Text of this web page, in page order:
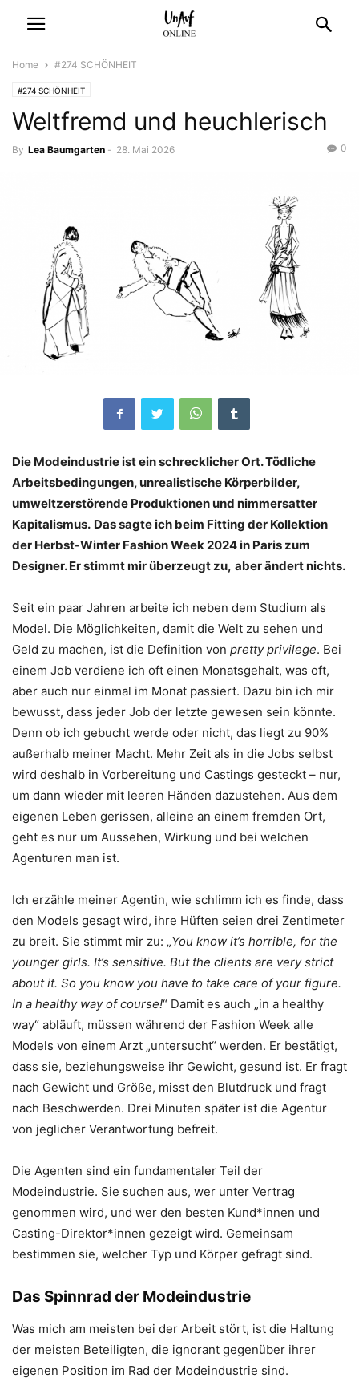
Home #274 SCHÖNHEIT
#274 SCHÖNHEIT
Weltfremd und heuchlerisch
By Lea Baumgarten - 28. Mai 2026 0
Die Modeindustrie ist ein schrecklicher Ort. Tödliche
Arbeitsbedingungen, unrealistische Körperbilder,
umweltzerstörende Produktionen und nimmersatter
Kapitalismus. Das sagte ich beim Fitting der Kollektion
der Herbst-Winter Fashion Week 2024 in Paris zum
Designer. Er stimmt mir überzeugt zu, aber ändert nichts.
Seit ein paar Jahren arbeite ich neben dem Studium als
Model. Die Möglichkeiten, damit die Welt zu sehen und
Geld zu machen, ist die Definition von pretty privilege. Bei
einem Job verdiene ich oft einen Monatsgehalt, was oft,
aber auch nur einmal im Monat passiert. Dazu bin ich mir
bewusst, dass jeder Job der letzte gewesen sein könnte.
Denn ob ich gebucht werde oder nicht, das liegt zu 90%
außerhalb meiner Macht. Mehr Zeit als in die Jobs selbst
wird deshalb in Vorbereitung und Castings gesteckt – nur,
um dann wieder mit leeren Händen dazustehen. Aus dem
eigenen Leben gerissen, alleine an einem fremden Ort,
geht es nur um Aussehen, Wirkung und bei welchen
Agenturen man ist.
Ich erzähle meiner Agentin, wie schlimm ich es finde, dass
den Models gesagt wird, ihre Hüften seien drei Zentimeter
zu breit. Sie stimmt mir zu: „You know it’s horrible, for the
younger girls. It’s sensitive. But the clients are very strict
about it. So you know you have to take care of your figure.
In a healthy way of course!“ Damit es auch „in a healthy
way“ abläuft, müssen während der Fashion Week alle
Models von einem Arzt „untersucht“ werden. Er bestätigt,
dass sie, beziehungsweise ihr Gewicht, gesund ist. Er fragt
nach Gewicht und Größe, misst den Blutdruck und fragt
nach Beschwerden. Drei Minuten später ist die Agentur
von jeglicher Verantwortung befreit.
Die Agenten sind ein fundamentaler Teil der
Modeindustrie. Sie suchen aus, wer unter Vertrag
genommen wird, und wer den besten Kund*innen und
Casting-Direktor*innen gezeigt wird. Gemeinsam
bestimmen sie, welcher Typ und Körper gefragt sind.
Das Spinnrad der Modeindustrie
Was mich am meisten bei der Arbeit stört, ist die Haltung
der meisten Beteiligten, die ignorant gegenüber ihrer
eigenen Position im Rad der Modeindustrie sind.